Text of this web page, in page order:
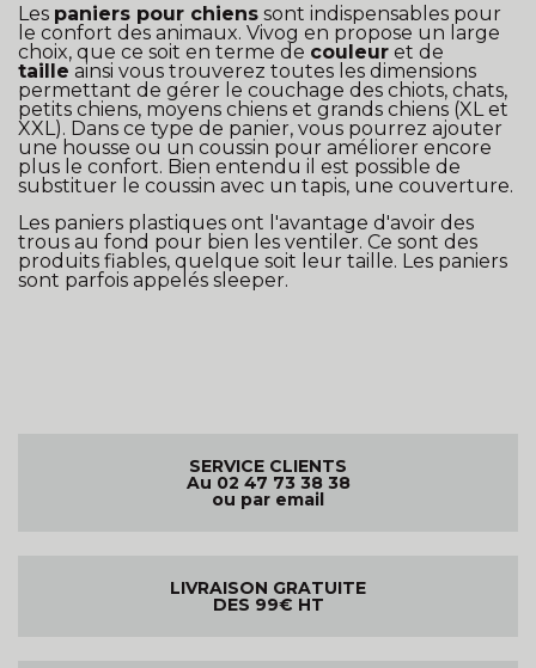
Les paniers pour chiens sont indispensables pour
le confort des animaux. Vivog en propose un large
choix, que ce soit en terme de couleur et de
taille ainsi vous trouverez toutes les dimensions
permettant de gérer le couchage des chiots, chats,
petits chiens, moyens chiens et grands chiens (XL et
XXL). Dans ce type de panier, vous pourrez ajouter
une housse ou un coussin pour améliorer encore
plus le confort. Bien entendu il est possible de
substituer le coussin avec un tapis, une couverture.
Les paniers plastiques ont l'avantage d'avoir des
trous au fond pour bien les ventiler. Ce sont des
produits fiables, quelque soit leur taille. Les paniers
sont parfois appelés sleeper.
SERVICE CLIENTS
Au 02 47 73 38 38
ou par email
LIVRAISON GRATUITE
DES 99€ HT